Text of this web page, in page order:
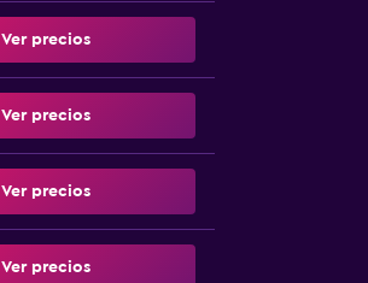
Ver precios
Ver precios
Ver precios
Ver precios